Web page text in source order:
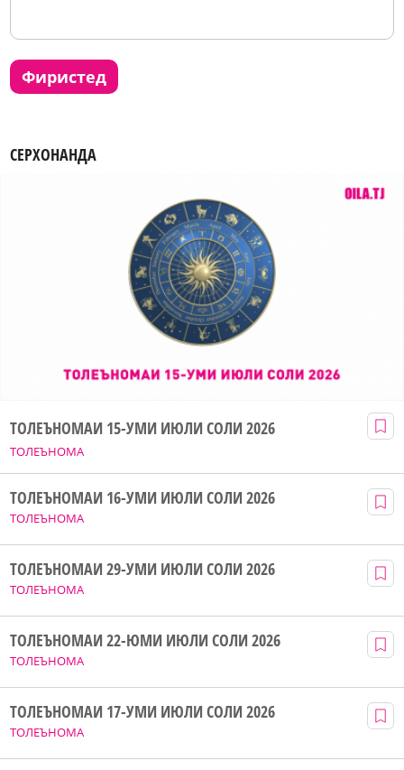
фиристед
СЕРХОНАНДА
ТОЛЕЪНОМА
ТОЛЕЪНОМАИ 15-УМИ ИЮЛИ СОЛИ 2026
ТОЛЕЪНОМА
ТОЛЕЪНОМАИ 16-УМИ ИЮЛИ СОЛИ 2026
ТОЛЕЪНОМА
ТОЛЕЪНОМАИ 29-УМИ ИЮЛИ СОЛИ 2026
ТОЛЕЪНОМА
ТОЛЕЪНОМАИ 22-ЮМИ ИЮЛИ СОЛИ 2026
ТОЛЕЪНОМА
ТОЛЕЪНОМАИ 17-УМИ ИЮЛИ СОЛИ 2026